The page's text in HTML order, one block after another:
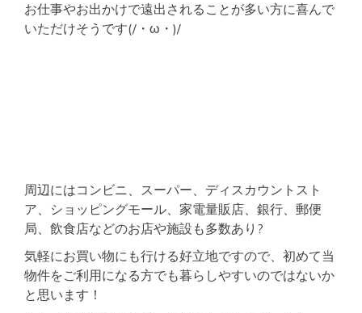
お仕事やお出かけで遠出されることが多い方に喜んで
いただけそうです(/・ω・)/
周辺にはコンビニ、スーパー、ディスカウントスト
ア、ショッピングモール、家電量販店、銀行、郵便
局、飲食店などのお店や施設も多数あり?
気軽にお買い物にも行ける好立地ですので、初めて当
物件をご利用になる方でも暮らしやすいのではないか
と思います！